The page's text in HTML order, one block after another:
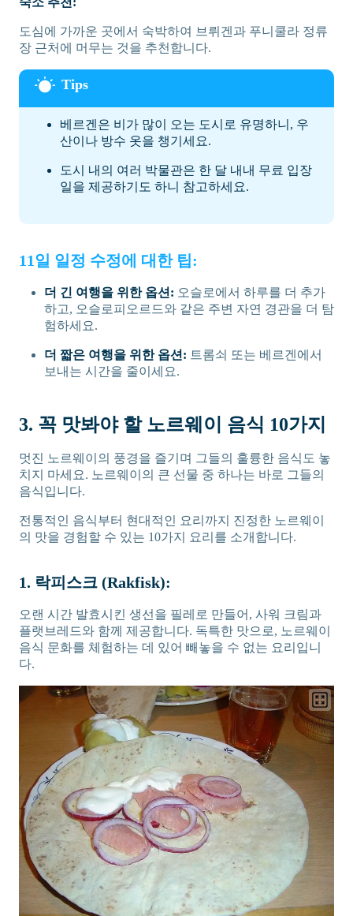
도심에 가까운 곳에서 숙박하여 브뤼겐과 푸니쿨라 정류
장 근처에 머무는 것을 추천합니다.
베르겐은 비가 많이 오는 도시로 유명하니, 우
산이나 방수 옷을 챙기세요.
도시 내의 여러 박물관은 한 달 내내 무료 입장
일을 제공하기도 하니 참고하세요.
11일 일정 수정에 대한 팁:
더 긴 여행을 위한 옵션: 오슬로에서 하루를 더 추가
하고, 오슬로피오르드와 같은 주변 자연 경관을 더 탐
험하세요.
더 짧은 여행을 위한 옵션: 트롬쇠 또는 베르겐에서
보내는 시간을 줄이세요.
3. 꼭 맛봐야 할 노르웨이 음식 10가지
멋진 노르웨이의 풍경을 즐기며 그들의 훌륭한 음식도 놓
치지 마세요. 노르웨이의 큰 선물 중 하나는 바로 그들의
음식입니다.
전통적인 음식부터 현대적인 요리까지 진정한 노르웨이
의 맛을 경험할 수 있는 10가지 요리를 소개합니다.
1. 락피스크 (Rakfisk):
오랜 시간 발효시킨 생선을 필레로 만들어, 사워 크림과
플랫브레드와 함께 제공합니다. 독특한 맛으로, 노르웨이
음식 문화를 체험하는 데 있어 빼놓을 수 없는 요리입니
다.